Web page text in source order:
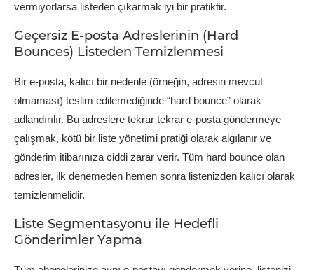
vermiyorlarsa listeden çıkarmak iyi bir pratiktir.
Geçersiz E-posta Adreslerinin (Hard
Bounces) Listeden Temizlenmesi
Bir e-posta, kalıcı bir nedenle (örneğin, adresin mevcut
olmaması) teslim edilemediğinde “hard bounce” olarak
adlandırılır. Bu adreslere tekrar tekrar e-posta göndermeye
çalışmak, kötü bir liste yönetimi pratiği olarak algılanır ve
gönderim itibarınıza ciddi zarar verir. Tüm hard bounce olan
adresler, ilk denemeden hemen sonra listenizden kalıcı olarak
temizlenmelidir.
Liste Segmentasyonu ile Hedefli
Gönderimler Yapma